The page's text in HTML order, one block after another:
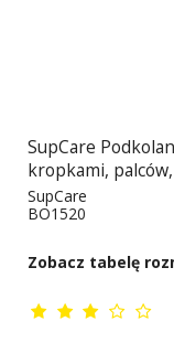
SupCare
kropkami, palców,
SupCare
BO1520
Zobacz tabelę